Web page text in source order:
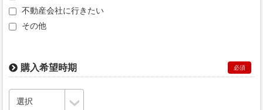
不動産会社に行きたい
その他
購入希望時期 必須